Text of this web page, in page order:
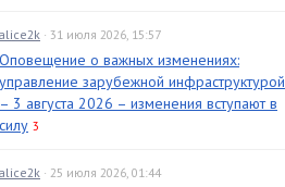
alice2k · 31 июля 2026, 15:57
Оповещение о важных изменениях:
управление зарубежной инфраструктурой
– 3 августа 2026 – изменения вступают в
силу 3
alice2k · 25 июля 2026, 01:44